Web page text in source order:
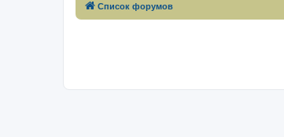
Список форумов